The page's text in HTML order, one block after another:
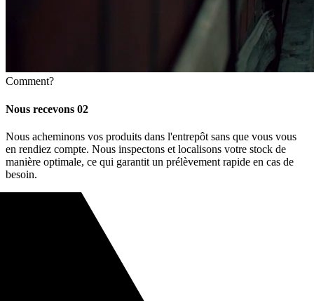
Comment?
Nous recevons 02
Nous acheminons vos produits dans l'entrepôt sans que vous vous
en rendiez compte. Nous inspectons et localisons votre stock de
manière optimale, ce qui garantit un prélèvement rapide en cas de
besoin.